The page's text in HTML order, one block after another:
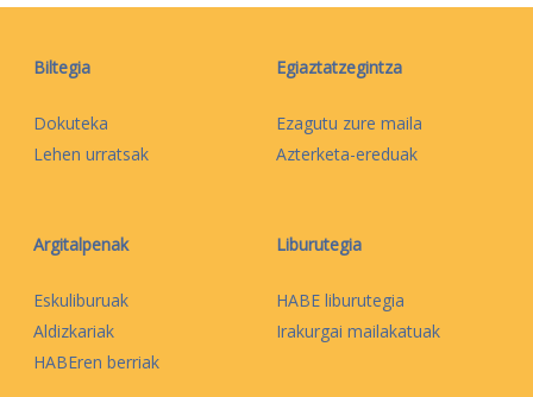
Biltegia
Dokuteka
Lehen urratsak
Egiaztatzegintza
Ezagutu zure maila
Azterketa-ereduak
Argitalpenak
Eskuliburuak
Aldizkariak
HABEren berriak
Liburutegia
HABE liburutegia
Irakurgai mailakatuak